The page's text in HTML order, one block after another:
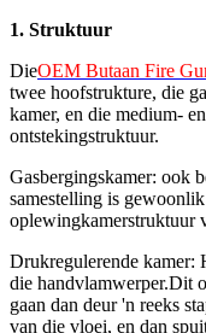
1. Struktuur
DieOEM Butaan Fire
twee hoofstrukture, die
kamer, en die medium-
ontstekingstruktuur.
Gasbergingskamer: ook
samestelling is
oplewingkamerstruktuur
Drukregulerende kamer:
die handvlamwerper.Dit
gaan dan deur 'n reeks
van die vloei, en dan